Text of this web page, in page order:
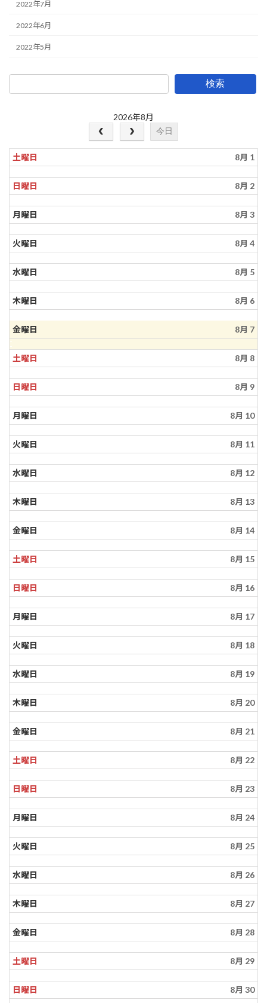
2022年7月
2022年6月
2022年5月
検索
2026年8月
今日
土曜日 8月 1
日曜日 8月 2
月曜日 8月 3
火曜日 8月 4
水曜日 8月 5
木曜日 8月 6
金曜日 8月 7
土曜日 8月 8
日曜日 8月 9
月曜日 8月 10
火曜日 8月 11
水曜日 8月 12
木曜日 8月 13
金曜日 8月 14
土曜日 8月 15
日曜日 8月 16
月曜日 8月 17
火曜日 8月 18
水曜日 8月 19
木曜日 8月 20
金曜日 8月 21
土曜日 8月 22
日曜日 8月 23
月曜日 8月 24
火曜日 8月 25
水曜日 8月 26
木曜日 8月 27
金曜日 8月 28
土曜日 8月 29
日曜日 8月 30